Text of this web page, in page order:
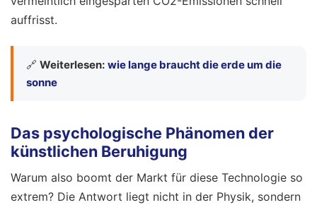
auffrisst.
🔗 Weiterlesen: wie lange braucht die erde um die
sonne
Das psychologische Phänomen der
künstlichen Beruhigung
Warum also boomt der Markt für diese Technologie so
extrem? Die Antwort liegt nicht in der Physik, sondern